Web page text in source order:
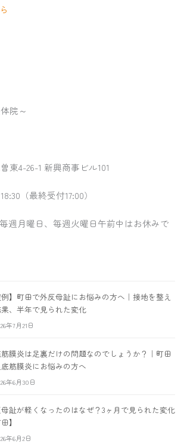
院～
東4-26-1 新興商事ビル101
（最終受付17:00）
週月曜日、毎週火曜日午前中はお休みで
例】町田で外反母趾にお悩みの方へ｜接地を整え
、半年で見られた変化
年7月21日
筋膜炎は足裏だけの問題なのでしょうか？｜町田
筋膜炎にお悩みの方へ
年6月30日
趾が軽くなったのはなぜ？3ヶ月で見られた変化
】
年6月2日